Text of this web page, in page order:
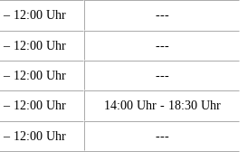
12:00 Uhr ---
12:00 Uhr ---
12:00 Uhr ---
12:00 Uhr 14:00 Uhr - 18:30 Uhr
12:00 Uhr ---